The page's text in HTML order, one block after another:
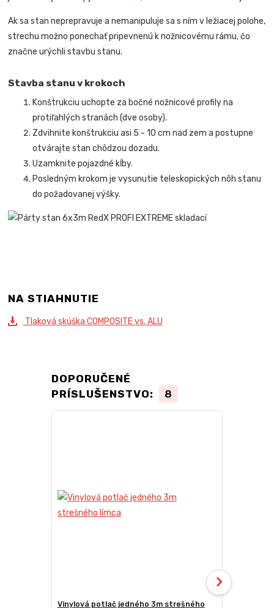
Ak sa stan neprepravuje a nemanipuluje sa s ním v ležiacej polohe,
strechu možno ponechať pripevnenú k nožnicovému rámu, čo
značne urýchli stavbu stanu.
Stavba stanu v krokoch
Konštrukciu uchopte za bočné nožnicové profily na
protiľahlých stranách (dve osoby).
Zdvihnite konštrukciu asi 5 - 10 cm nad zem a postupne
otvárajte stan chôdzou dozadu.
Uzamknite pojazdné kĺby.
Posledným krokom je vysunutie teleskopických nôh stanu
do požadovanej výšky.
NA STIAHNUTIE
Tlaková skúška COMPOSITE vs. ALU
DOPORUČENÉ
PRÍSLUŠENSTVO:
8
Vinylová potlač jedného 3m strešného